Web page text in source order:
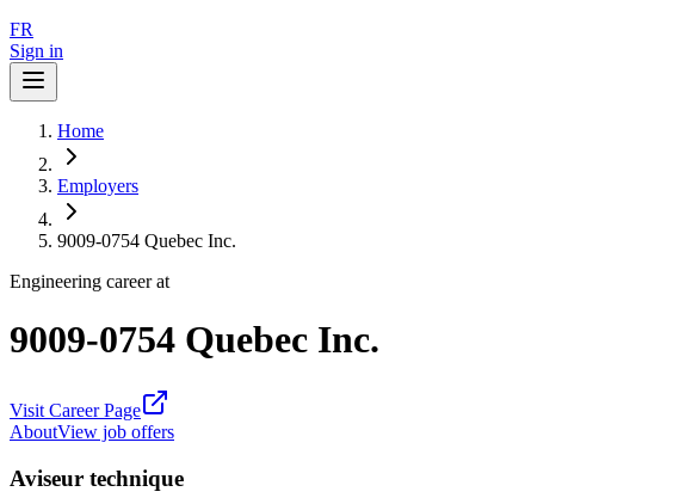
FR
Sign in
Home
Employers
9009-0754 Quebec Inc.
Engineering career at
9009-0754 Quebec Inc.
Visit Career Page
AboutView job offers
Aviseur technique